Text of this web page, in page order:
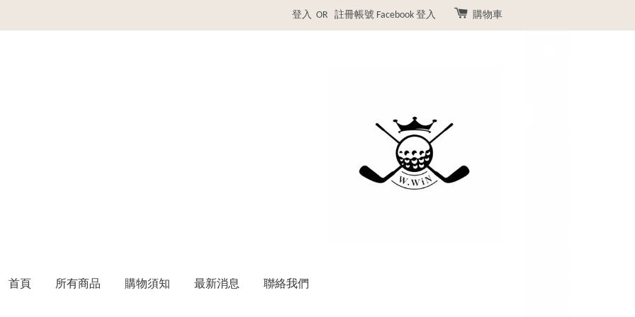
登入 OR 註冊帳號 Facebook 登入 購物車
首頁 所有商品 購物須知 最新消息 聯絡我們